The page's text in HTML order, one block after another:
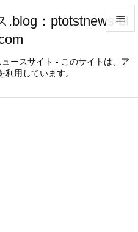
.blog：ptotstnews-bl
ースサイト - このサイトは、ア
利用しています。
